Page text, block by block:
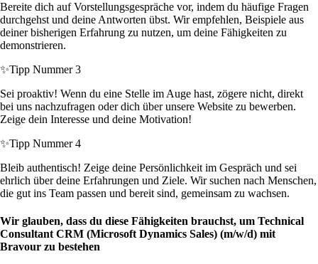
Bereite dich auf Vorstellungsgespräche vor, indem du häufige Fragen
durchgehst und deine Antworten übst. Wir empfehlen, Beispiele aus
deiner bisherigen Erfahrung zu nutzen, um deine Fähigkeiten zu
demonstrieren.
✨Tipp Nummer 3
Sei proaktiv! Wenn du eine Stelle im Auge hast, zögere nicht, direkt
bei uns nachzufragen oder dich über unsere Website zu bewerben.
Zeige dein Interesse und deine Motivation!
✨Tipp Nummer 4
Bleib authentisch! Zeige deine Persönlichkeit im Gespräch und sei
ehrlich über deine Erfahrungen und Ziele. Wir suchen nach Menschen,
die gut ins Team passen und bereit sind, gemeinsam zu wachsen.
Wir glauben, dass du diese Fähigkeiten brauchst, um Technical
Consultant CRM (Microsoft Dynamics Sales) (m/w/d) mit
Bravour zu bestehen